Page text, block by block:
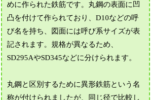
めに作られた鉄筋です。丸鋼の表面に凹
凸を付けて作られており、D10などの呼
び名を持ち、図面には呼び系サイズが表
記されます。規格が異なるため、
SD295AやSD345などに分けられます。
丸鋼と区別するために異形鉄筋という名
称が付けられましたが、同じ径で比較し